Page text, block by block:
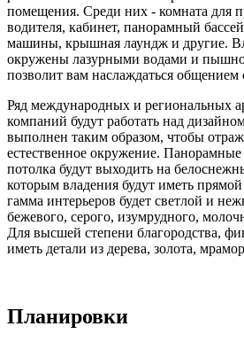
помещения. Среди них - комната для
водителя, кабинет, панорамный
машины, крышная лаундж и другие.
окружены лазурными водами и
позволит вам наслаждаться общением
Ряд международных и региональных
компаний будут работать над
выполнен таким образом, чтобы
естественное окружение.
потолка будут выходить на
которым владения будут иметь
гамма интерьеров будет светлой и
бежевого, серого, изумрудного,
Для высшей степени благородства,
иметь детали из дерева, золота,
Планировки